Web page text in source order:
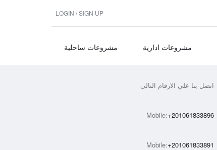
LOGIN / SIGN UP
مشروعات ادارية مشروعات ساحلية
اتصل بنا علي الارقام التالي
Mobile:+201061833896
Mobile:+201061833891